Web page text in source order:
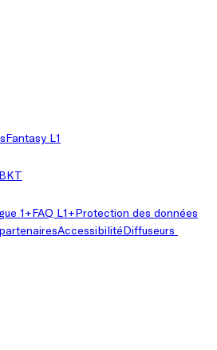
Fantasy L1
1+FAQ L1+Protection des données
AccessibilitéDiffuseurs